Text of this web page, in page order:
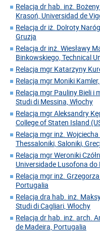
Relacja dr hab. inż.
Krasoń, Universidad de
Relacja dr iż. Dolroty
Gruzja
Relacja dr inż. Wiesławy
Binkowskiego, Technical
Relacja mgr Katarzyny
Relacja mgr Moniki
Relacja mgr Pauliny Bieli i
Studi di Messina, Włochy
Relacja mgr Aleksandry
College of Staten Island
Relacja mgr inż.
Thessaloniki, Saloniki,
Relacja mgr Weroniki
Universidade Lusofona
Relacja mgr inż.
Portugalia
Relacja dra hab. inż.
Studi di Cagliari, Włochy
Relacja dr hab. inż. arch.
de Madeira, Portugalia